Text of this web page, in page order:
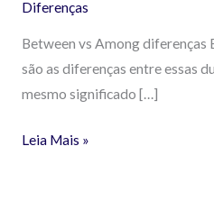
Diferenças
Between vs Among diferenças
são as diferenças entre essas
mesmo significado […]
Leia Mais »